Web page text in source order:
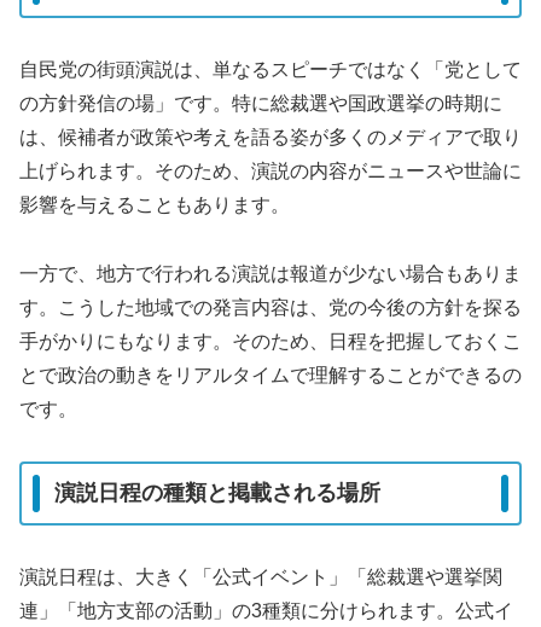
自民党の街頭演説は、単なるスピーチではなく「党として
の方針発信の場」です。特に総裁選や国政選挙の時期に
は、候補者が政策や考えを語る姿が多くのメディアで取り
上げられます。そのため、演説の内容がニュースや世論に
影響を与えることもあります。
一方で、地方で行われる演説は報道が少ない場合もありま
す。こうした地域での発言内容は、党の今後の方針を探る
手がかりにもなります。そのため、日程を把握しておくこ
とで政治の動きをリアルタイムで理解することができるの
です。
演説日程の種類と掲載される場所
演説日程は、大きく「公式イベント」「総裁選や選挙関
連」「地方支部の活動」の3種類に分けられます。公式イ